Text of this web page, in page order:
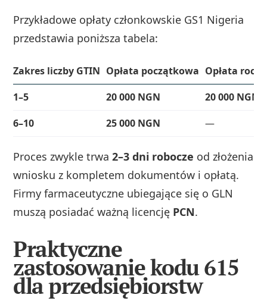
Przykładowe opłaty członkowskie GS1 Nigeria
przedstawia poniższa tabela:
Zakres liczby GTIN Opłata początkowa Opłata
1–5
20 000 NGN
20 000 NGN
6–10
25 000 NGN —
Proces zwykle trwa2–3 dni robocze od złożenia
wniosku z kompletem dokumentów i opłatą.
Firmy farmaceutyczne ubiegające się o GLN
muszą posiadać ważną licencję PCN.
Praktyczne
zastosowanie kodu 615
dla przedsiębiorstw